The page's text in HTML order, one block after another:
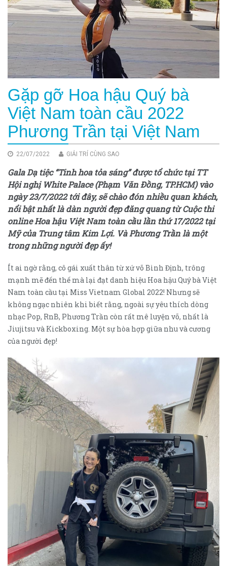
Gặp gỡ Hoa hậu Quý bà
Việt Nam toàn cầu 2022
Phương Trần tại Việt Nam
22/07/2022 GIẢI TRÍ CÙNG SAO
Gala Dạ tiệc “Tinh hoa tỏa sáng” được tổ chức tại TT
Hội nghị White Palace (Phạm Văn Đồng, TP.HCM) vào
ngày 23/7/2022 tới đây, sẽ chào đón nhiều quan khách,
nổi bật nhất là dàn người đẹp đăng quang từ Cuộc thi
online Hoa hậu Việt Nam toàn cầu lần thứ 17/2022 tại
Mỹ của Trung tâm Kim Lợi. Và Phương Trần là một
trong những người đẹp ấy!
Ít ai ngờ rằng, cô gái xuất thân từ xứ võ Bình Định, trông
mạnh mẽ đến thế mà lại đạt danh hiệu Hoa hậu Quý bà Việt
Nam toàn cầu tại Miss Vietnam Global 2022! Nhưng sẽ
không ngạc nhiên khi biết rằng, ngoài sự yêu thích dòng
nhạc Pop, RnB, Phương Trần còn rất mê luyện võ, nhất là
Jiujitsu và Kickboxing. Một sự hòa hợp giữa nhu và cương
của người đẹp!